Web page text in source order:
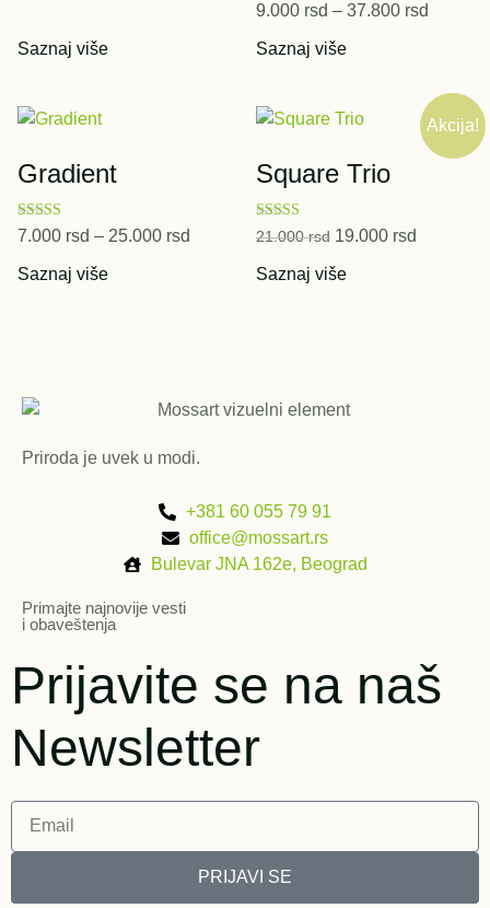
Saznaj više
9.000 rsd – 37.800 rsd
Saznaj više
Gradient
Ocenjeno sa
5.00
7.000 rsd – 25.000 rsd
Saznaj više
Akcija!
Square Trio
Ocenjeno sa
5.00
21.000rsd 19.000 rsd
Saznaj više
Priroda je uvek u modi.
+381 60 055 79 91
office@mossart.rs
Bulevar JNA 162e, Beograd
Primajte najnovije vesti
i obaveštenja
Prijavite se na naš
Newsletter
PRIJAVI SE